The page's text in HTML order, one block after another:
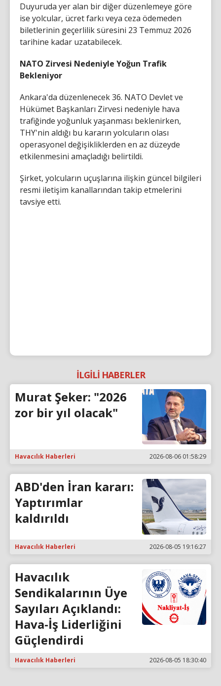
Duyuruda yer alan bir diğer düzenlemeye göre
ise yolcular, ücret farkı veya ceza ödemeden
biletlerinin geçerlilik süresini 23 Temmuz 2026
tarihine kadar uzatabilecek.
NATO Zirvesi Nedeniyle Yoğun Trafik
Bekleniyor
Ankara'da düzenlenecek 36. NATO Devlet ve
Hükümet Başkanları Zirvesi nedeniyle hava
trafiğinde yoğunluk yaşanması beklenirken,
THY'nin aldığı bu kararın yolcuların olası
operasyonel değişikliklerden en az düzeyde
etkilenmesini amaçladığı belirtildi.
Şirket, yolcuların uçuşlarına ilişkin güncel bilgileri
resmi iletişim kanallarından takip etmelerini
tavsiye etti.
İLGİLİ HABERLER
Murat Şeker: "2026
zor bir yıl olacak"
Havacılık Haberleri 2026-08-06 01:58:29
ABD'den İran kararı:
Yaptırımlar
kaldırıldı
Havacılık Haberleri 2026-08-05 19:16:27
Havacılık
Sendikalarının Üye
Sayıları Açıklandı:
Hava-İş Liderliğini
Güçlendirdi
Havacılık Haberleri 2026-08-05 18:30:40